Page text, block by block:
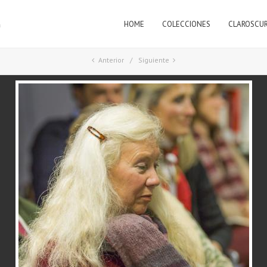
HOME COLECCIONES
Anterior Siguiente